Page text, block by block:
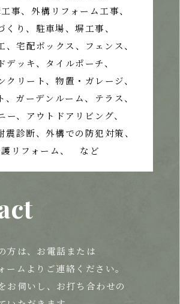
事、外構リフォーム工事、
くり、 駐車場、塀工事、
、宅配ボックス、フェンス、
デッキ、タイルポーチ、
クリート、物置・ガレージ、
、ガーデンルーム、テラス、
ー、アウトドアリビング、
震診断、外構での防犯対策、
護リフォーム、 など
方は、 お電話または
ームよりご連絡ください。
お伺いし、お打ち合わせの